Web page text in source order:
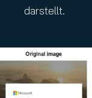
darstellt.